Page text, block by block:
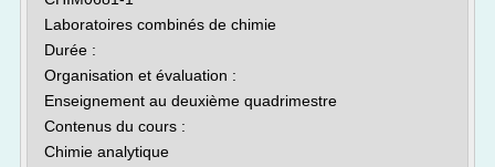
Laboratoires combinés de chimie
Durée :
Organisation et évaluation :
Enseignement au deuxième quadrimestre
Contenus du cours :
Chimie analytique